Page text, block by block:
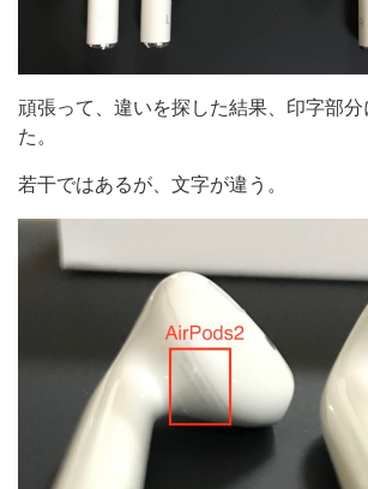
頑張って、違いを探した結果、印字部
た。
若干ではあるが、文字が違う。